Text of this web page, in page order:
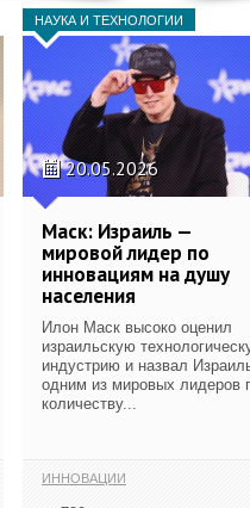
НАУКА И ТЕХНОЛОГИИ
20.05.2026
Маск: Израиль —
мировой лидер по
инновациям на душу
населения
Илон Маск высоко оценил
израильскую
индустрию и назвал
одним из мировых лидеров
количеству...
ИННОВАЦИИ